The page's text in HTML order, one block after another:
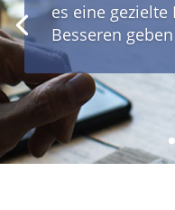
es eine
Besseren